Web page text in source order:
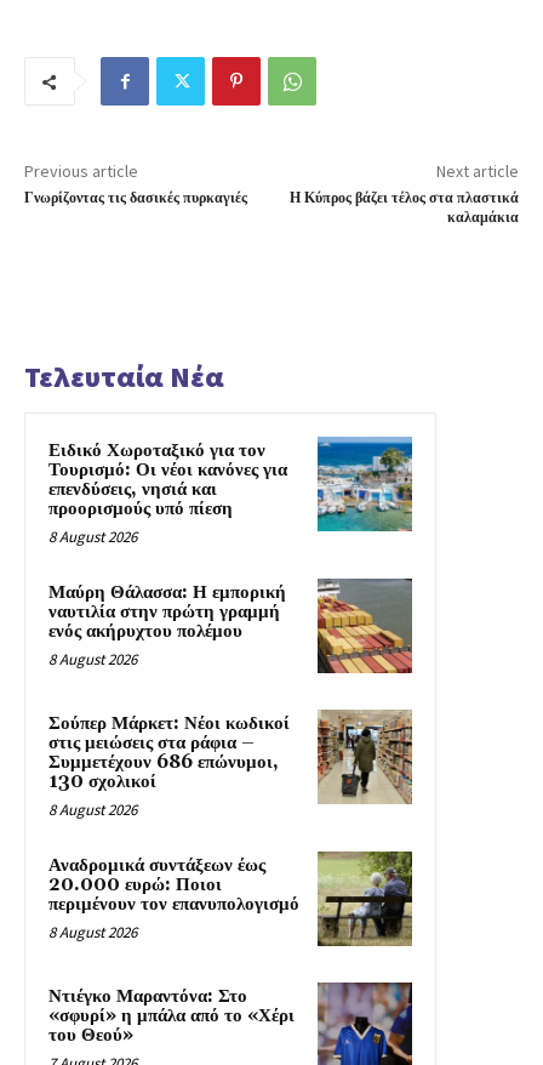
Previous article
Γνωρίζοντας τις δασικές πυρκαγιές
Next article
Η Κύπρος βάζει τέλος στα πλαστικά
καλαμάκια
Τελευταία Νέα
Ειδικό Χωροταξικό για τον
Τουρισμό: Οι νέοι κανόνες για
επενδύσεις, νησιά και
προορισμούς υπό πίεση
8 August 2026
Μαύρη Θάλασσα: Η εμπορική
ναυτιλία στην πρώτη γραμμή
ενός ακήρυχτου πολέμου
8 August 2026
Σούπερ Μάρκετ: Νέοι κωδικοί
στις μειώσεις στα ράφια –
Συμμετέχουν 686 επώνυμοι,
130 σχολικοί
8 August 2026
Αναδρομικά συντάξεων έως
20.000 ευρώ: Ποιοι
περιμένουν τον επανυπολογισμό
8 August 2026
Ντιέγκο Μαραντόνα: Στο
«σφυρί» η μπάλα από το «Χέρι
του Θεού»